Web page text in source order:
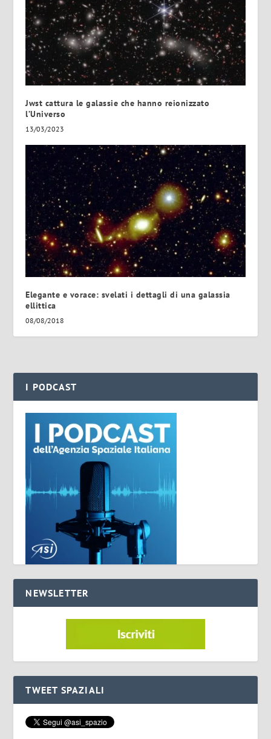
Jwst cattura le galassie che hanno reionizzato
l’Universo
13/03/2023
Elegante e vorace: svelati i dettagli di una galassia
ellittica
08/08/2018
I PODCAST
NEWSLETTER
TWEET SPAZIALI